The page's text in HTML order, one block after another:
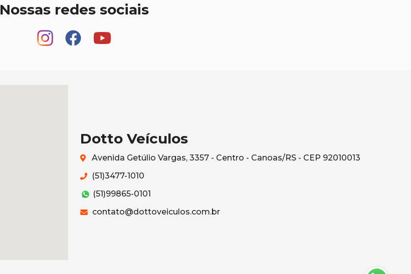
Nossas redes sociais
Dotto Veículos
Avenida Getúlio Vargas, 3357 - Centro - Canoas/RS - CEP 92010013
(51)3477-1010
(51)99865-0101
contato@dottoveiculos.com.br